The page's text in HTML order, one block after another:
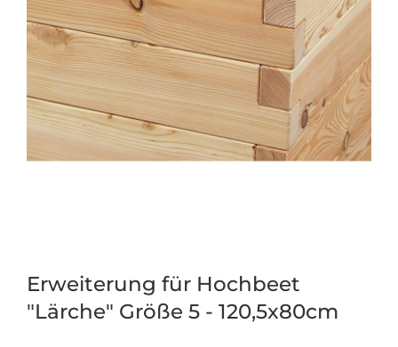
Erweiterung für Hochbeet
"Lärche" Größe 5 - 120,5x80cm